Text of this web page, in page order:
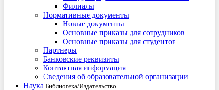
Филиалы
Нормативные документы
Новые документы
Основные приказы для сотрудников
Основные приказы для студентов
Партнеры
Банковские реквизиты
Контактная информация
Сведения об образовательной организации
Наука Библиотека/Издательство